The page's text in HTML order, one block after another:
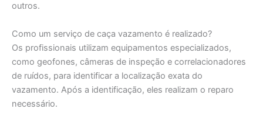
outros.
Como um serviço de caça vazamento é realizado?
Os profissionais utilizam equipamentos especializados,
como geofones, câmeras de inspeção e correlacionadores
de ruídos, para identificar a localização exata do
vazamento. Após a identificação, eles realizam o reparo
necessário.